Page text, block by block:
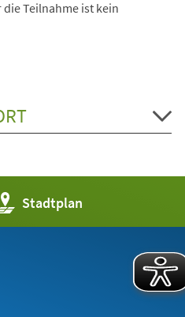
Teilnahme ist kein
Stadtplan
(Öffnet